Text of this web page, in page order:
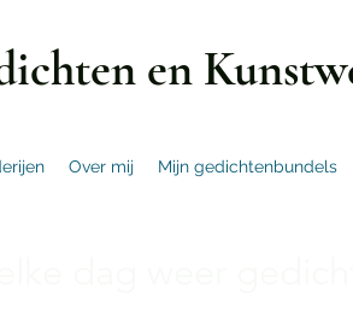
en
Over mij Mijn gedichtenbundels